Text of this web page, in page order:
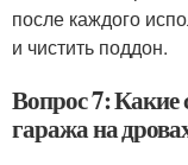
после каждого
и чистить поддон.
Вопрос 7: Какие
гаража на